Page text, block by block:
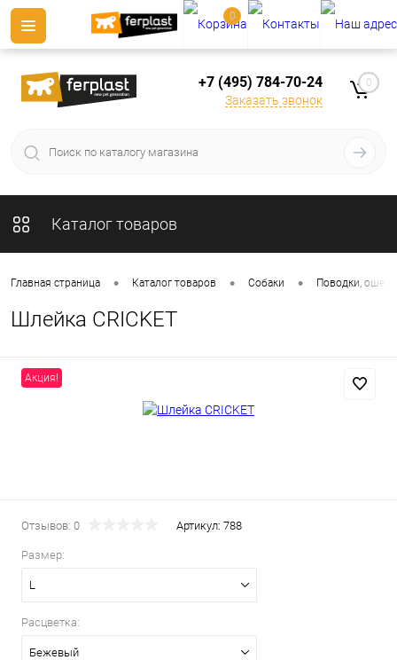
+7 (495) 784-70-24
Заказать звонок
0
Каталог товаров
Главная страница • Каталог товаров • Собаки • Поводки,
Шлейка CRICKET
Акция!
Отзывов: 0 Артикул: 788
Размер:
L
Расцветка:
Бежевый
0